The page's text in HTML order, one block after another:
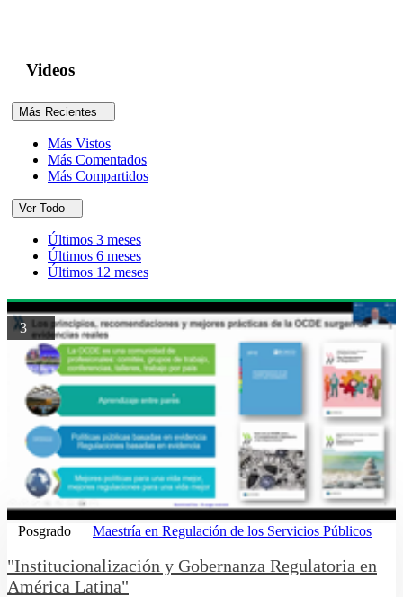
Videos
Más Recientes
Más Vistos
Más Comentados
Más Compartidos
Ver Todo
Últimos 3 meses
Últimos 6 meses
Últimos 12 meses
3
Posgrado Maestría en Regulación de los Servicios Públicos
"Institucionalización y Gobernanza Regulatoria en
América Latina"